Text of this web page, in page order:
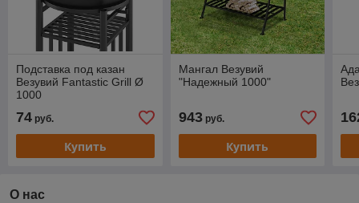
Подставка под казан
Везувий Fantastic Grill Ø
1000
74 руб.
Купить
Мангал Везувий
"Надежный 1000"
943руб.
Купить
О нас